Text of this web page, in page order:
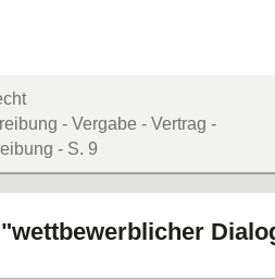
- Vergabe - Vertrag -
- S. 9